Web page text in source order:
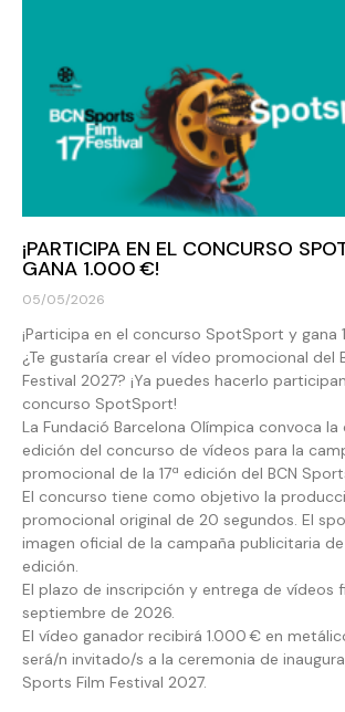
¡PARTICIPA EN EL CONCURSO
GANA 1.000 €!
05/05/2026
¡Participa en el concurso SpotSport y gana
¿Te gustaría crear el vídeo promocional del
Festival 2027? ¡Ya puedes hacerlo
concurso SpotSport!
La Fundació Barcelona Olímpica convoca
edición del concurso de vídeos para la
promocional de la 17ª edición del BCN
El concurso tiene como objetivo la
promocional original de 20 segundos. El
imagen oficial de la campaña publicitaria
edición.
El plazo de inscripción y entrega de vídeos
septiembre de 2026.
El vídeo ganador recibirá 1.000 € en
será/n invitado/s a la ceremonia de
Sports Film Festival 2027.